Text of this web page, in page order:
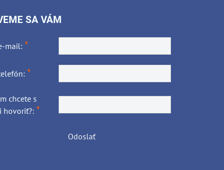
SA VÁM
mail:*
*
chcete s
hovoriť?: *
Odoslať